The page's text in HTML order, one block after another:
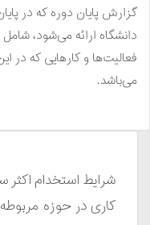
گزارش پایان دوره که در
دانشگاه ارائه می‌شود،
فعالیت‌ها و کارهایی که در
می‌باشد.
شرایط استخدام اکثر
کاری در حوزه